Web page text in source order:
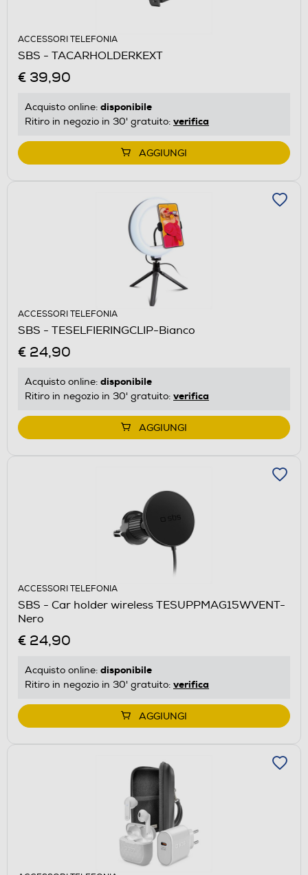
ACCESSORI TELEFONIA
SBS - TACARHOLDERKEXT
€ 39,90
Acquisto online: disponibile
Ritiro in negozio in 30' gratuito: verifica
AGGIUNGI
ACCESSORI TELEFONIA
SBS - TESELFIERINGCLIP-Bianco
€ 24,90
Acquisto online: disponibile
Ritiro in negozio in 30' gratuito: verifica
AGGIUNGI
ACCESSORI TELEFONIA
SBS - Car holder wireless TESUPPMAG15WVENT-
Nero
€ 24,90
Acquisto online: disponibile
Ritiro in negozio in 30' gratuito: verifica
AGGIUNGI